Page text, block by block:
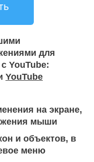
для
YouTube:
YouTube
на экране,
мыши
и объектов, в
меню